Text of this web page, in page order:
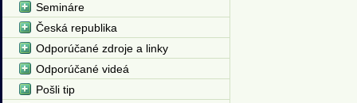
Semináre
Česká republika
Odporúčané zdroje a linky
Odporúčané videá
Pošli tip